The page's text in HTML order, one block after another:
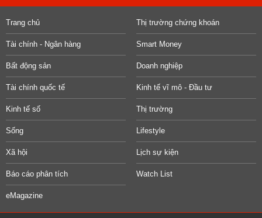
Trang chủ Thị trường chứng khoán
Tài chính - Ngân hàng Smart Money
Bất động sản Doanh nghiệp
Tài chính quốc tế Kinh tế vĩ mô - Đầu tư
Kinh tế số Thị trường
Sống Lifestyle
Xã hội Lịch sự kiện
Báo cáo phân tích Watch List
eMagazine